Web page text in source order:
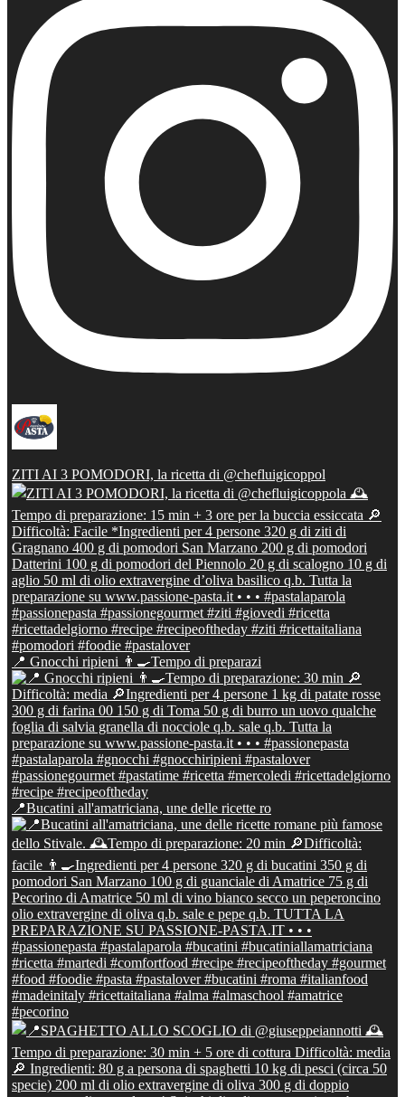
ZITI AI 3 POMODORI, la ricetta di @chefluigicoppol
📍 Gnocchi ripieni 👨‍🍳Tempo di preparazi
📍Bucatini all'amatriciana, une delle ricette ro